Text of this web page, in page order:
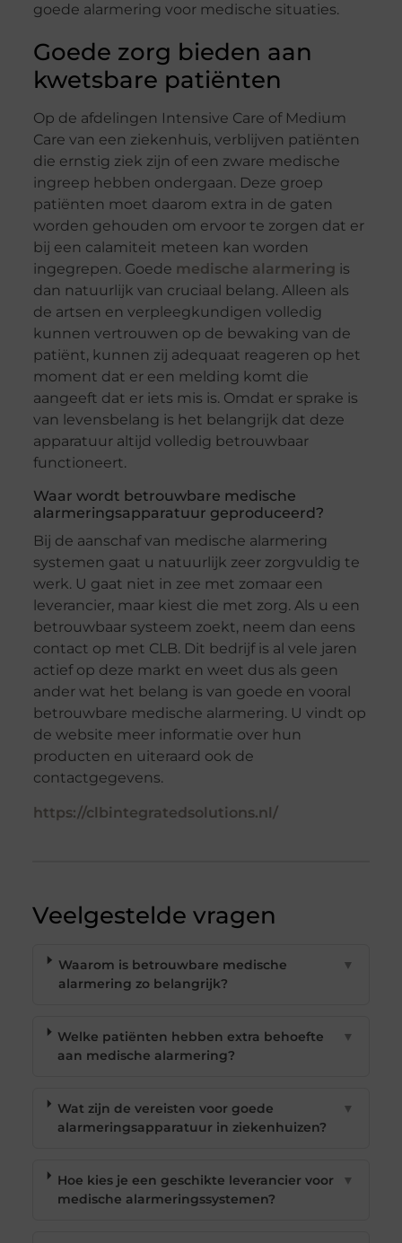
goede alarmering voor medische situaties.
Goede zorg bieden aan
kwetsbare patiënten
Op de afdelingen Intensive Care of Medium
Care van een ziekenhuis, verblijven patiënten
die ernstig ziek zijn of een zware medische
ingreep hebben ondergaan. Deze groep
patiënten moet daarom extra in de gaten
worden gehouden om ervoor te zorgen dat er
bij een calamiteit meteen kan worden
ingegrepen. Goede medische alarmering is
dan natuurlijk van cruciaal belang. Alleen als
de artsen en verpleegkundigen volledig
kunnen vertrouwen op de bewaking van de
patiënt, kunnen zij adequaat reageren op het
moment dat er een melding komt die
aangeeft dat er iets mis is. Omdat er sprake is
van levensbelang is het belangrijk dat deze
apparatuur altijd volledig betrouwbaar
functioneert.
Waar wordt betrouwbare medische
alarmeringsapparatuur geproduceerd?
Bij de aanschaf van medische alarmering
systemen gaat u natuurlijk zeer zorgvuldig te
werk. U gaat niet in zee met zomaar een
leverancier, maar kiest die met zorg. Als u een
betrouwbaar systeem zoekt, neem dan eens
contact op met CLB. Dit bedrijf is al vele jaren
actief op deze markt en weet dus als geen
ander wat het belang is van goede en vooral
betrouwbare medische alarmering. U vindt op
de website meer informatie over hun
producten en uiteraard ook de
contactgegevens.
https://clbintegratedsolutions.nl/
Veelgestelde vragen
Waarom is betrouwbare medische
alarmering zo belangrijk?
▼
Welke patiënten hebben extra behoefte
aan medische alarmering?
▼
Wat zijn de vereisten voor goede
alarmeringsapparatuur in ziekenhuizen?
▼
Hoe kies je een geschikte leverancier voor
medische alarmeringssystemen?
▼